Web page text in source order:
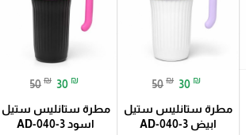
50 ₪ 30 ₪
مطرة ستانليس ستيل
ابيض AD-040-3
50 ₪ 30 ₪
مطرة ستانليس ستيل
اسود AD-040-3